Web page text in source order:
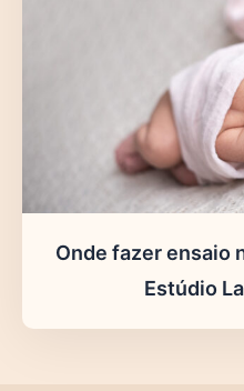
Onde fazer ensaio
Estúdio